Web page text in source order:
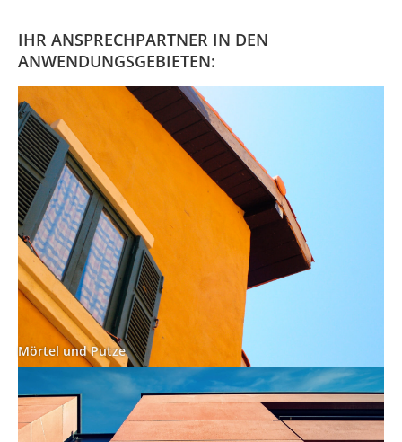
IHR ANSPRECHPARTNER IN DEN
ANWENDUNGSGEBIETEN:
Mörtel und Putze